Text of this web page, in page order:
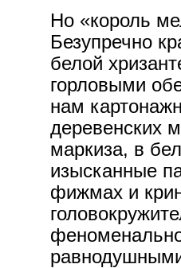
Но «король
Безупречно
белой
горловыми
нам
деревенских
маркиза, в
изысканные
фижмах и